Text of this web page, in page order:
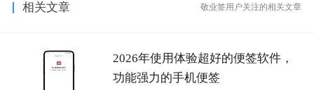
相关文章 敬业签用户关注的相关文章
2026年使用体验超好的便签软件，
功能强力的手机便签